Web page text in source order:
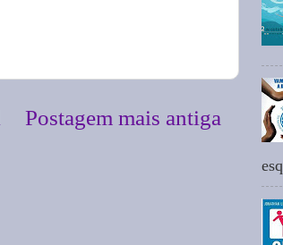
Postagem mais antiga